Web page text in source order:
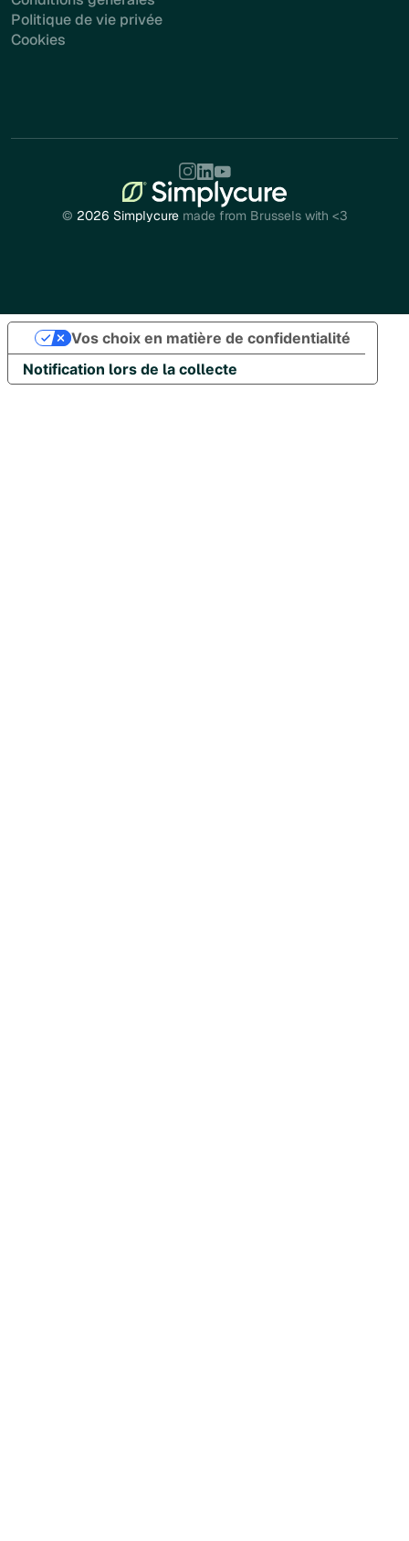
Politique de vie privée
Cookies
© 2026 Simplycuremade from Brussels with <3
Notification lors de la collecte
Vos choix en matière de confidentialité